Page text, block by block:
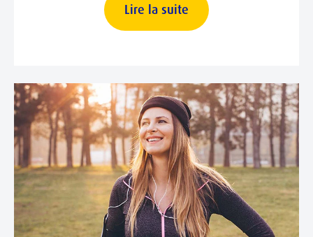
Lire la suite